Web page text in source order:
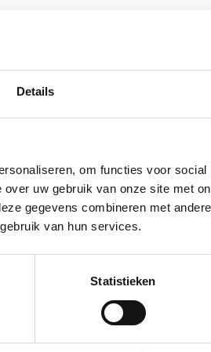
Details
om functies voor
uw gebruik van onze site met
gegevens combineren met
van hun services.
Statistieken
van
je
zet dan
de gestelde
in te kunnen
hoe de
nu gaat zijn. Dit
kan geven
Hoe
Hoe